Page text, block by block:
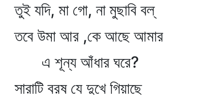
তুই যদি, মা গো, না মুছাবি বল্‌
তবে উমা আর ,কে আছে আমার
এ শূন্য আঁধার ঘরে?
সারাটি বরষ যে দুখে গিয়াছে